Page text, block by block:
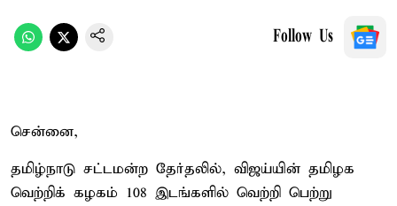
Follow Us
சென்னை,
தமிழ்நாடு சட்டமன்ற தேர்தலில், விஜய்யின் தமிழக
வெற்றிக் கழகம் 108 இடங்களில் வெற்றி பெற்று